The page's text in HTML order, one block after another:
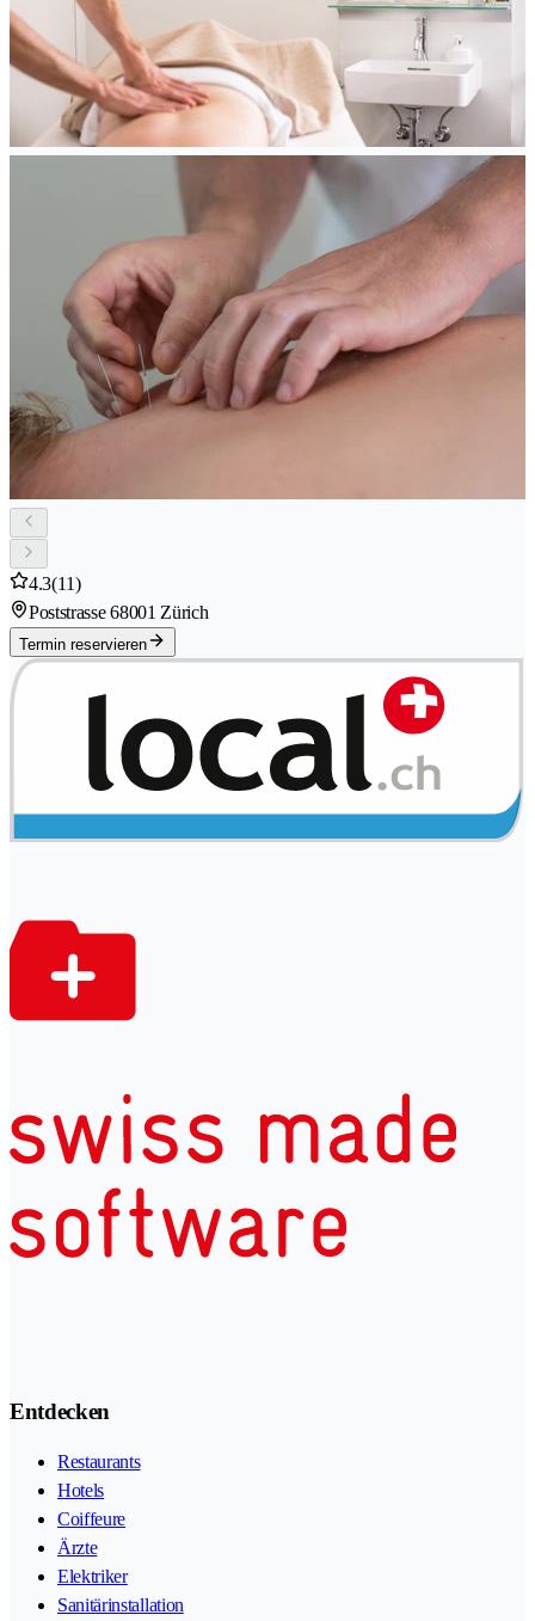
4.3(11)
Poststrasse 68001 Zürich
Termin reservieren
Entdecken
Restaurants
Hotels
Coiffeure
Ärzte
Elektriker
Sanitärinstallation